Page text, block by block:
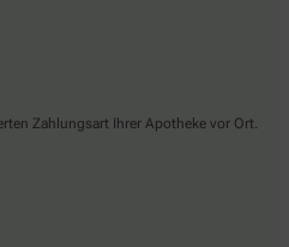
Zahlungsart Ihrer Apotheke vor Ort.